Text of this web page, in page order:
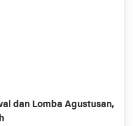
dan Lomba Agustusan,